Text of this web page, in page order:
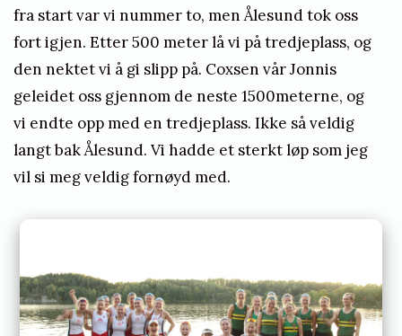
fra start var vi nummer to, men Ålesund tok oss
fort igjen. Etter 500 meter lå vi på tredjeplass, og
den nektet vi å gi slipp på. Coxsen vår Jonnis
geleidet oss gjennom de neste 1500meterne, og
vi endte opp med en tredjeplass. Ikke så veldig
langt bak Ålesund. Vi hadde et sterkt løp som jeg
vil si meg veldig fornøyd med.